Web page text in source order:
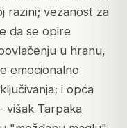
razini; vezanost za
da se opire
u hranu,
emocionalno
i opća
višak Tarpaka